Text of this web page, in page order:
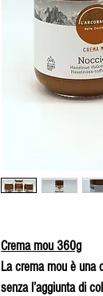
Crema mou 360g
La crema mou è una
senza l’aggiunta di